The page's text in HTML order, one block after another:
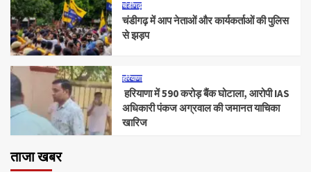
चंडीगढ़
चंडीगढ़ में आप नेताओं और कार्यकर्ताओं की पुलिस
से झड़प
हरियाणा
हरियाणा में 590 करोड़ बैंक घोटाला, आरोपी IAS
अधिकारी पंकज अग्रवाल की जमानत याचिका
खारिज
ताजा खबर